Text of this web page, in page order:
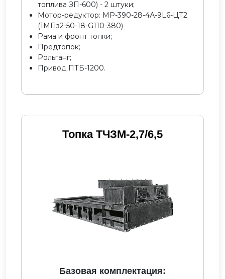
топлива ЗП-600) - 2 штуки;
Мотор-редуктор: МР-390-28-4А-9L6-ЦТ2
(1МПз2-50-18-G110-380)
Рама и фронт топки;
Предтопок;
Рольганг;
Привод ПТБ-1200.
Топка ТЧЗМ-2,7/6,5
Базовая комплектация: